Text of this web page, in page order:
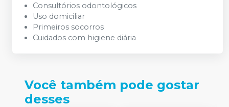
Consultórios odontológicos
Uso domiciliar
Primeiros socorros
Cuidados com higiene diária
Você também pode gostar
desses